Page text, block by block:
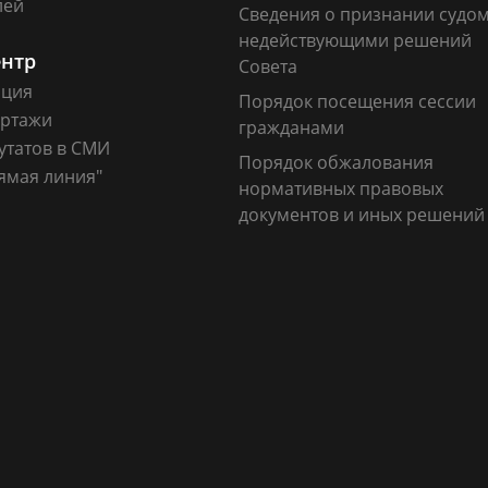
Сведения о признании
недействующими решений
Совета
Порядок посещения сессии
гражданами
Порядок обжалования
нормативных правовых
документов и иных решений
в СМИ
линия"